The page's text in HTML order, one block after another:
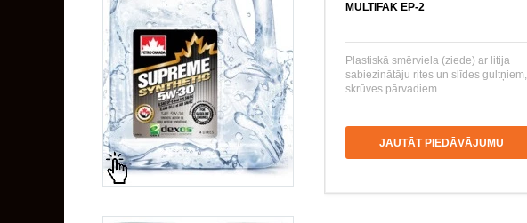
MULTIFAK EP-2
Plastiskā smērviela (ziede) ar litija
sabiezinātāju rites un slīdes gultņiem,
skrūves pārvadiem
JAUTĀT PIEDĀVĀJUMU